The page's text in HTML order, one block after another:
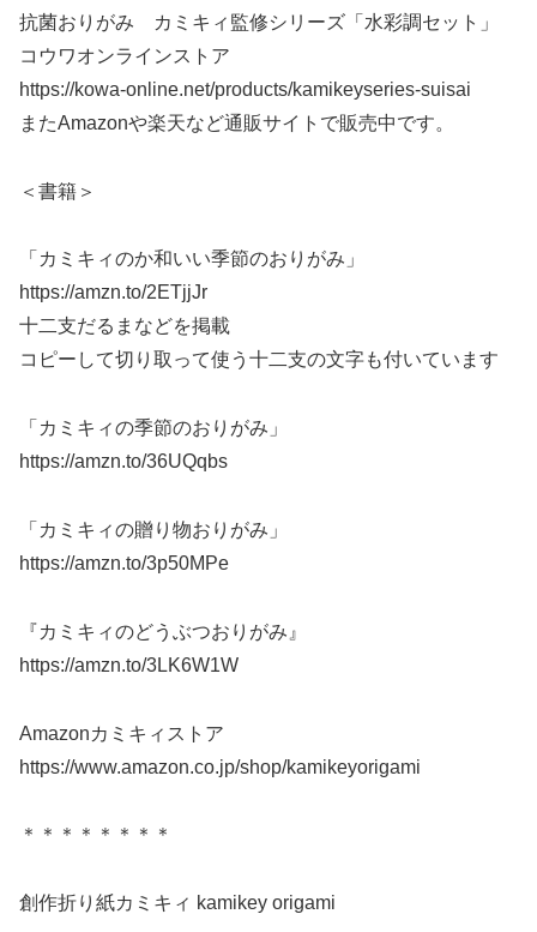
抗菌おりがみ カミキィ監修シリーズ「水彩調セット」
コウワオンラインストア
https://kowa-online.net/products/kamikeyseries-suisai
またAmazonや楽天など通販サイトで販売中です。
＜書籍＞
「カミキィのか和いい季節のおりがみ」
https://amzn.to/2ETjjJr
十二支だるまなどを掲載
コピーして切り取って使う十二支の文字も付いています
「カミキィの季節のおりがみ」
https://amzn.to/36UQqbs
「カミキィの贈り物おりがみ」
https://amzn.to/3p50MPe
『カミキィのどうぶつおりがみ』
https://amzn.to/3LK6W1W
Amazonカミキィストア
https://www.amazon.co.jp/shop/kamikeyorigami
＊＊＊＊＊＊＊＊
創作折り紙カミキィ kamikey origami